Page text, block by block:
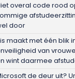
overal code rood
door
maakt met één blik
van
wint daarmee
de deur uit?